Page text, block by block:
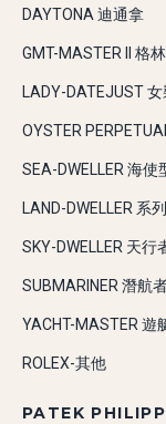
DAYTONA 迪通拿
GMT-MASTER II 格林
LADY-DATEJUST
OYSTER
SEA-DWELLER 海使
LAND-DWELLER 系列
SKY-DWELLER 天行
SUBMARINER 潛航
YACHT-MASTER 遊
ROLEX-其他
PATEK